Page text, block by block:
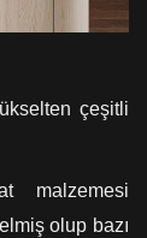
çeşitli
olup bazı